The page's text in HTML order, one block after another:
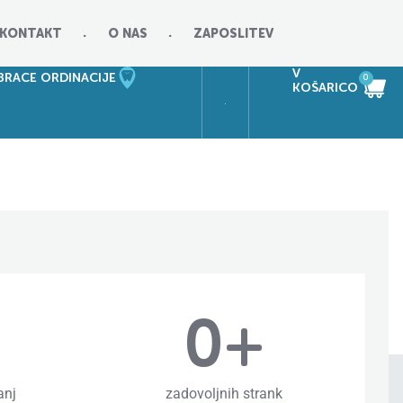
O NAS ZAPOSLITEV
ORDINACIJE
V
KOŠARICO
0
zadovoljnih strank
0+